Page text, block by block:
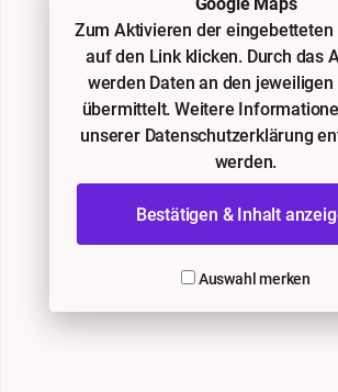
Zum Aktivieren der eingebetteten
auf den Link klicken. Durch das
werden Daten an den
übermittelt. Weitere
unserer Datenschutzerklärung
werden.
Bestätigen & Inhalt
Auswahl merken